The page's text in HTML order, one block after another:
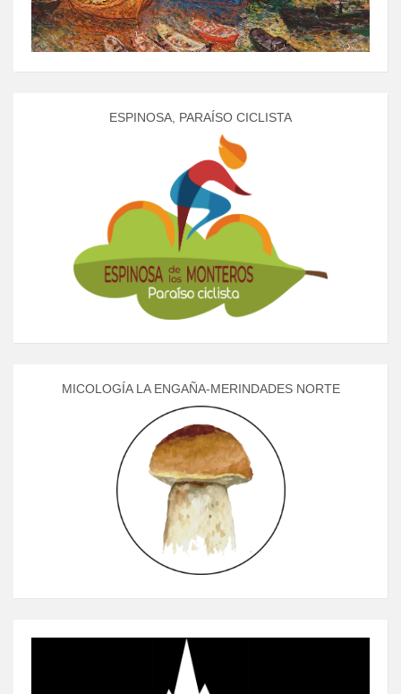
ESPINOSA, PARAÍSO CICLISTA
MICOLOGÍA LA ENGAÑA-MERINDADES NORTE